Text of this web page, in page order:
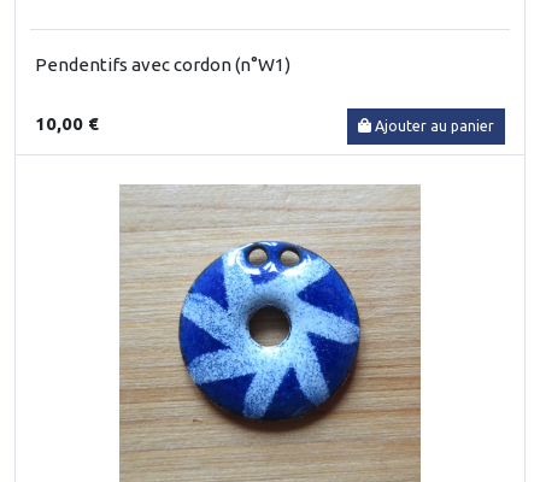
Pendentifs avec cordon (n°W1)
10,00 € Ajouter au panier